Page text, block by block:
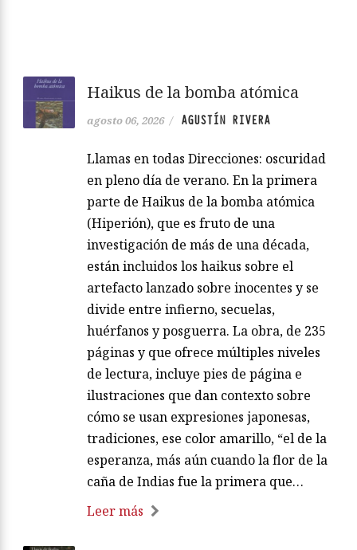
Haikus de la bomba atómica
agosto 06, 2026 / AGUSTÍN RIVERA
Llamas en todas Direcciones: oscuridad
en pleno día de verano. En la primera
parte de Haikus de la bomba atómica
(Hiperión), que es fruto de una
investigación de más de una década,
están incluidos los haikus sobre el
artefacto lanzado sobre inocentes y se
divide entre infierno, secuelas,
huérfanos y posguerra. La obra, de 235
páginas y que ofrece múltiples niveles
de lectura, incluye pies de página e
ilustraciones que dan contexto sobre
cómo se usan expresiones japonesas,
tradiciones, ese color amarillo, “el de la
esperanza, más aún cuando la flor de la
caña de Indias fue la primera que…
Leer más